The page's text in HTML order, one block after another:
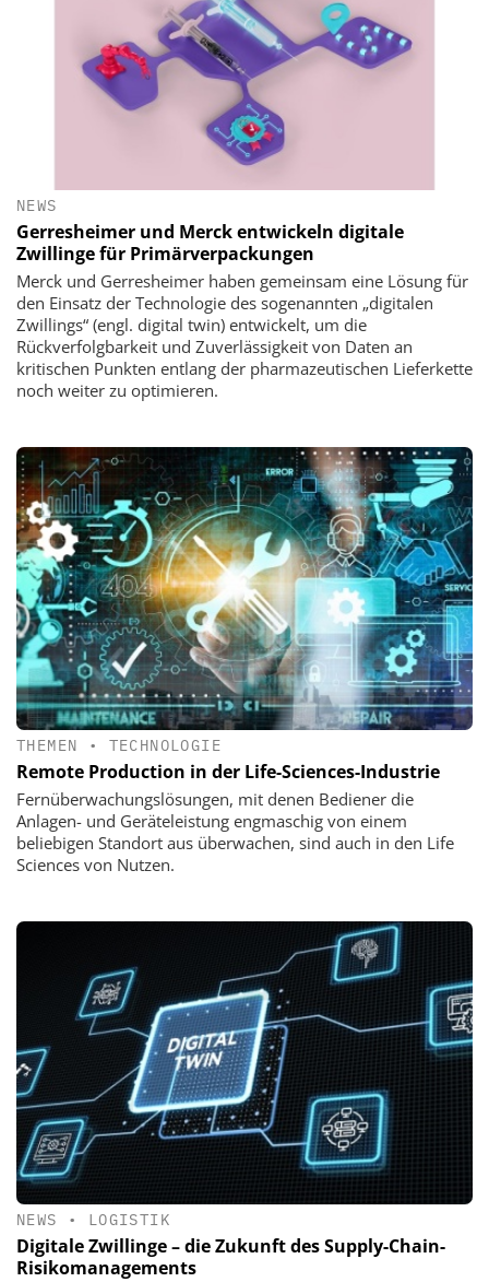
NEWS
Gerresheimer und Merck entwickeln digitale
Zwillinge für Primärverpackungen
Merck und Gerresheimer haben gemeinsam eine Lösung für
den Einsatz der Technologie des sogenannten „digitalen
Zwillings“ (engl. digital twin) entwickelt, um die
Rückverfolgbarkeit und Zuverlässigkeit von Daten an
kritischen Punkten entlang der pharmazeutischen Lieferkette
noch weiter zu optimieren.
THEMEN • TECHNOLOGIE
Remote Production in der Life-Sciences-Industrie
Fernüberwachungslösungen, mit denen Bediener die
Anlagen- und Geräteleistung engmaschig von einem
beliebigen Standort aus überwachen, sind auch in den Life
Sciences von Nutzen.
NEWS • LOGISTIK
Digitale Zwillinge – die Zukunft des Supply-Chain-
Risikomanagements